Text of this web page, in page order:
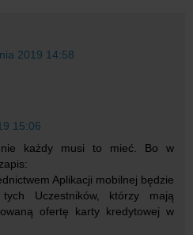
2019 14:58
15:06
nie każdy musi to mieć. Bo w
Aplikacji mobilnej będzie
Uczestników, którzy mają
ofertę karty kredytowej w